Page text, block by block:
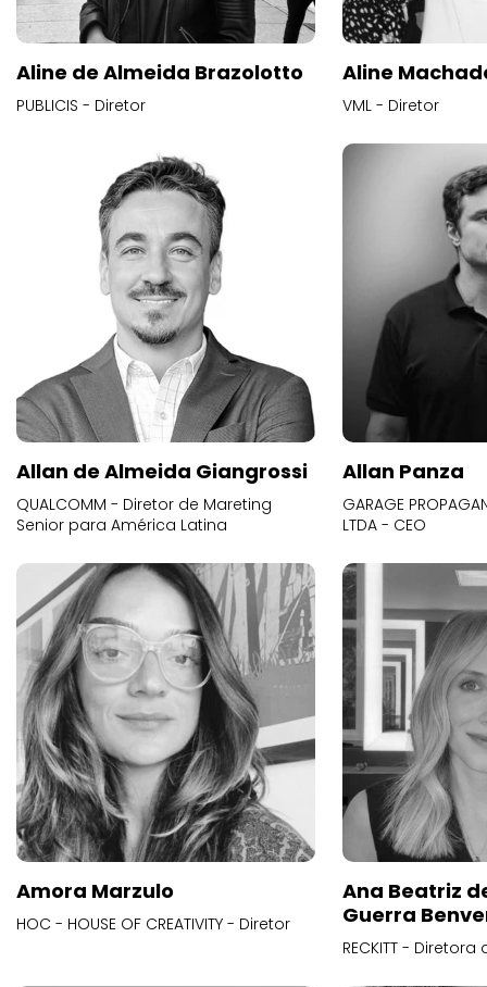
Aline de Almeida Brazolotto
PUBLICIS - Diretor
Aline
VML - Diretor
Allan de Almeida Giangrossi
QUALCOMM - Diretor de Mareting
Senior para América Latina
Allan Panza
GARAGE
LTDA - CEO
Amora Marzulo
HOC - HOUSE OF CREATIVITY - Diretor
Ana Beatriz
Guerra
RECKITT -